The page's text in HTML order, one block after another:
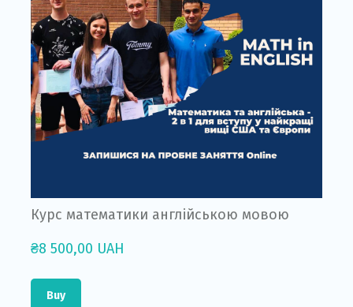
Курс математики англійською мовою
₴8 500,00 UAH
Buy